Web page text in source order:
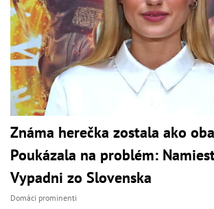
Známa herečka zostala ako
Poukázala na problém:
Vypadni zo Slovenska
Domáci prominenti